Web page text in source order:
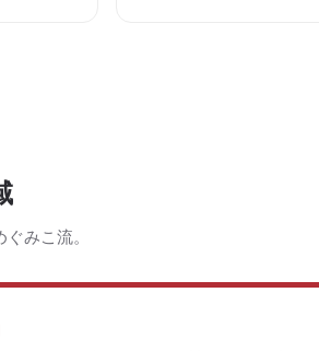
みこ流。